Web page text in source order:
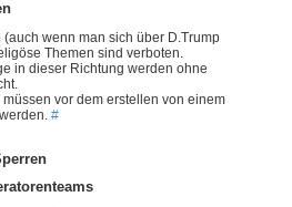
wenn man sich über D.Trump
Themen sind verboten.
in dieser Richtung werden ohne
vor dem erstellen von einem
#